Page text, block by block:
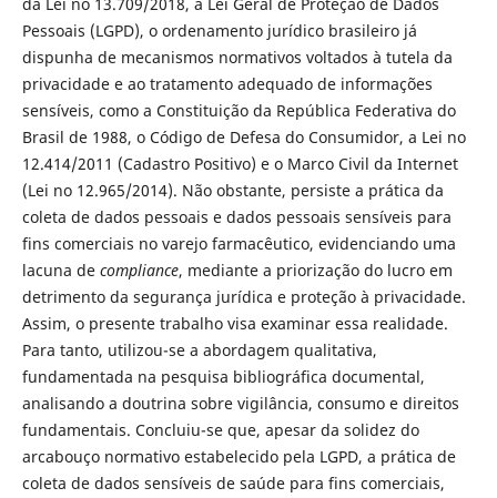
Pessoais (LGPD), o ordenamento jurídico brasileiro já
dispunha de mecanismos normativos voltados à tutela da
privacidade e ao tratamento adequado de informações
sensíveis, como a Constituição da República Federativa do
Brasil de 1988, o Código de Defesa do Consumidor, a Lei no
12.414/2011 (Cadastro Positivo) e o Marco Civil da Internet
(Lei no 12.965/2014). Não obstante, persiste a prática da
coleta de dados pessoais e dados pessoais sensíveis para
fins comerciais no varejo farmacêutico, evidenciando uma
lacuna de compliance, mediante a priorização do lucro em
detrimento da segurança jurídica e proteção à privacidade.
Assim, o presente trabalho visa examinar essa realidade.
Para tanto, utilizou-se a abordagem qualitativa,
fundamentada na pesquisa bibliográfica documental,
analisando a doutrina sobre vigilância, consumo e direitos
fundamentais. Concluiu-se que, apesar da solidez do
arcabouço normativo estabelecido pela LGPD, a prática de
coleta de dados sensíveis de saúde para fins comerciais,